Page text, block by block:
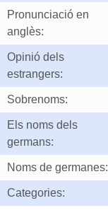
Pronunciació en
anglès:
Opinió dels
estrangers:
Sobrenoms:
Els noms dels
germans:
Noms de germanes:
Categories: